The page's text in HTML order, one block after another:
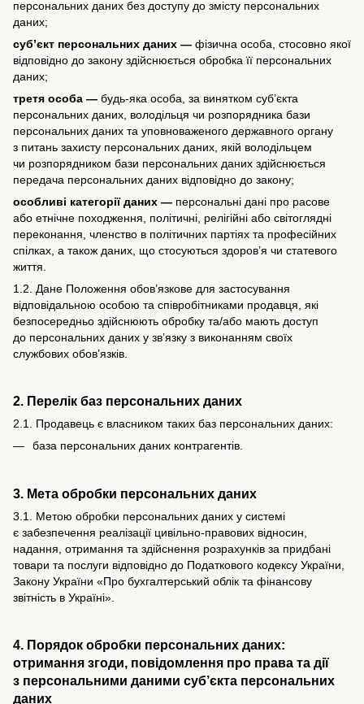
персональних даних без доступу до змісту персональних
даних;
суб’єкт персональних даних — фізична особа, стосовно якої
відповідно до закону здійснюється обробка її персональних
даних;
третя особа — будь-яка особа, за винятком суб’єкта
персональних даних, володільця чи розпорядника бази
персональних даних та уповноваженого державного органу
з питань захисту персональних даних, якій володільцем
чи розпорядником бази персональних даних здійснюється
передача персональних даних відповідно до закону;
особливі категорії даних — персональні дані про расове
або етнічне походження, політичні, релігійні або світоглядні
переконання, членство в політичних партіях та професійних
спілках, а також даних, що стосуються здоров’я чи статевого
життя.
1.2. Дане Положення обов’язкове для застосування
відповідальною особою та співробітниками продавця, які
безпосередньо здійснюють обробку та/або мають доступ
до персональних даних у зв’язку з виконанням своїх
службових обов’язків.
2. Перелік баз персональних даних
2.1. Продавець є власником таких баз персональних даних:
база персональних даних контрагентів.
3. Мета обробки персональних даних
3.1. Метою обробки персональних даних у системі
є забезпечення реалізації цивільно-правових відносин,
надання, отримання та здійснення розрахунків за придбані
товари та послуги відповідно до Податкового кодексу України,
Закону України «Про бухгалтерський облік та фінансову
звітність в Україні».
4. Порядок обробки персональних даних:
отримання згоди, повідомлення про права та дії
з персональними даними суб’єкта персональних
даних